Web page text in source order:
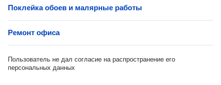
Поклейка обоев и малярные работы
Ремонт офиса
Пользователь не дал согласие на распространение его
персональных данных